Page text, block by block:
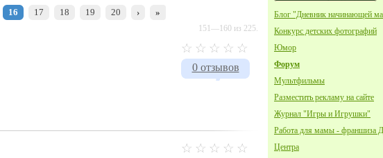
Блог "Дневник начинающей
Конкурс детских фотографий
Юмор
Форум
Мультфильмы
Разместить рекламу на сайте
Журнал "Игры и Игрушки"
Работа для мамы - франшиза
Центра
16 17 18 19 20 › »
151—160 из 225.
0 отзывов